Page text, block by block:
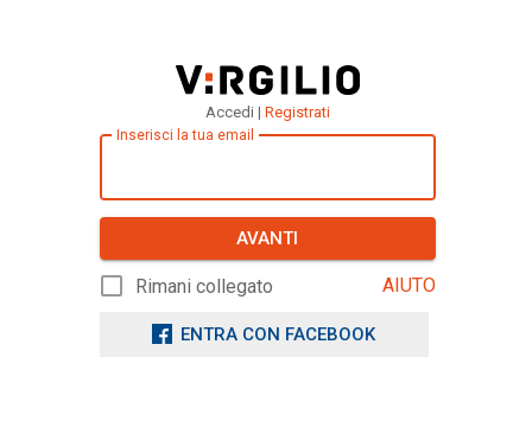
Accedi | Registrati
Inserisci la tua email
AVANTI
Rimani collegato AIUTO
ENTRA CON FACEBOOK